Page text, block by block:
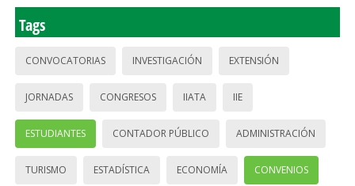
Tags
CONVOCATORIAS INVESTIGACIÓN EXTENSIÓN
JORNADAS CONGRESOS IIATA IIE
ESTUDIANTES CONTADOR PÚBLICO ADMINISTRACIÓN
TURISMO ESTADÍSTICA ECONOMÍA CONVENIOS